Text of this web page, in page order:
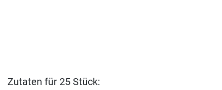
Zutaten für 25 Stück: